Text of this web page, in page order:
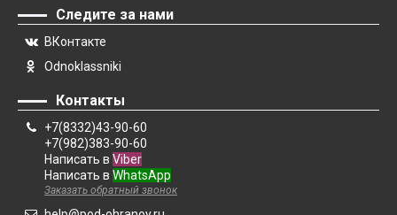
Следите за нами
ВКонтакте
Odnoklassniki
Контакты
+7(8332)43-90-60
+7(982)383-90-60
Написать в Viber
Написать в WhatsApp
Заказать обратный звонок